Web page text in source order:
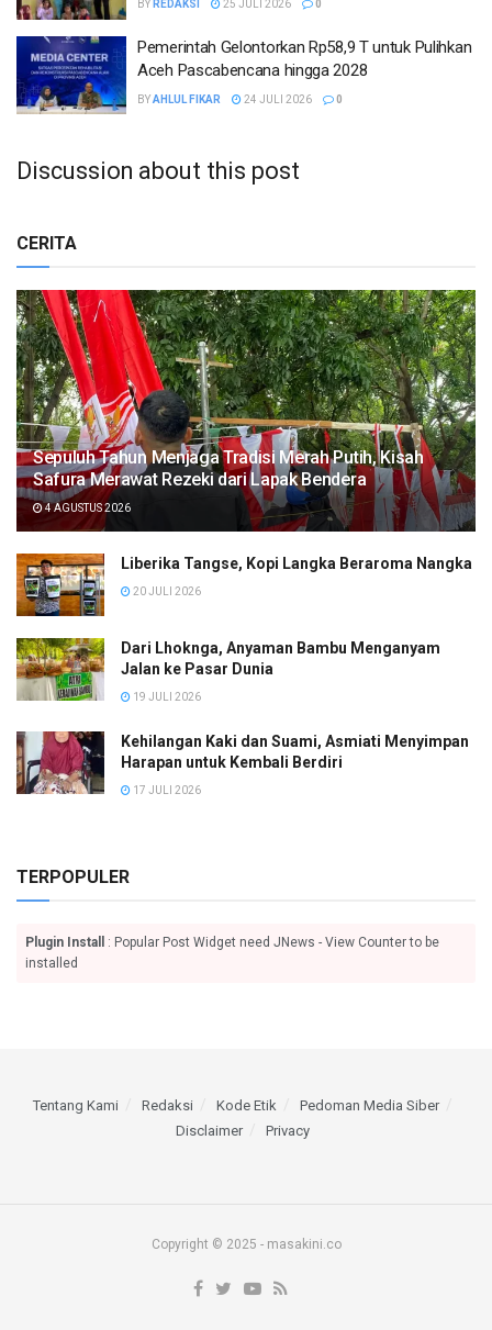
BY REDAKSI 25 JULI 2026 0
Pemerintah Gelontorkan Rp58,9 T untuk Pulihkan
Aceh Pascabencana hingga 2028
BYAHLUL FIKAR 24 JULI 2026 0
Discussion about this post
CERITA
Sepuluh Tahun Menjaga Tradisi Merah Putih, Kisah
Safura Merawat Rezeki dari Lapak Bendera
4 AGUSTUS 2026
Liberika Tangse, Kopi Langka Beraroma Nangka
20 JULI 2026
Dari Lhoknga, Anyaman Bambu Menganyam
Jalan ke Pasar Dunia
19 JULI 2026
Kehilangan Kaki dan Suami, Asmiati Menyimpan
Harapan untuk Kembali Berdiri
17 JULI 2026
TERPOPULER
Plugin Install
: Popular Post Widget need JNews - View Counter to be
installed
Tentang Kami Redaksi Kode Etik
Pedoman Media Siber
Disclaimer
Privacy
Copyright © 2025 - masakini.co